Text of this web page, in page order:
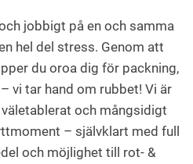
jobbigt på en och samma
hel del stress. Genom att
du oroa dig för packning,
vi tar hand om rubbet! Vi är
och mångsidigt
– självklart med full
och möjlighet till rot- &